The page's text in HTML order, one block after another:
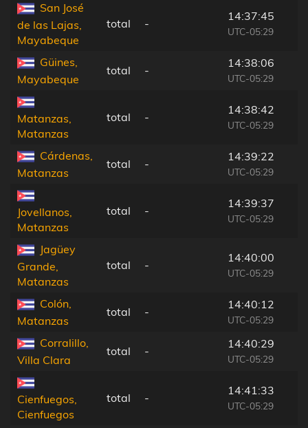
San José
de las Lajas,
Mayabeque
total -
14:37:45
UTC-05:29
Güines,
Mayabeque
total -
14:38:06
UTC-05:29
Matanzas,
Matanzas
total -
14:38:42
UTC-05:29
Cárdenas,
Matanzas
total -
14:39:22
UTC-05:29
Jovellanos,
Matanzas
total -
14:39:37
UTC-05:29
Jagüey
Grande,
Matanzas
total -
14:40:00
UTC-05:29
Colón,
Matanzas
total -
14:40:12
UTC-05:29
Corralillo,
Villa Clara
total -
14:40:29
UTC-05:29
Cienfuegos,
Cienfuegos
total -
14:41:33
UTC-05:29